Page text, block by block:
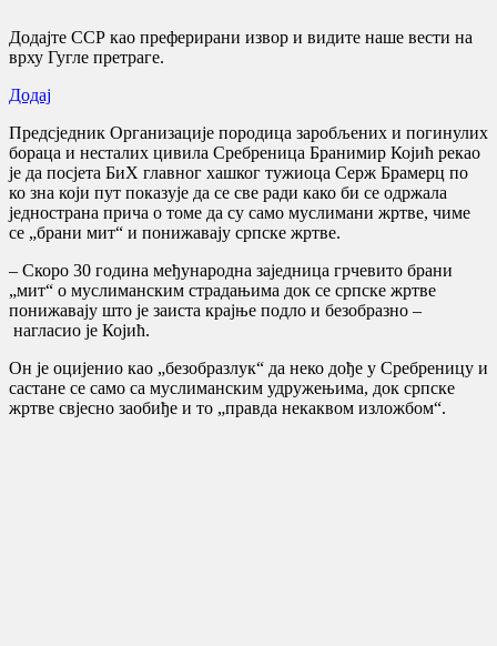
Додајте ССР као преферирани извор и видите наше вести на
врху Гугле претраге.
Додај
Предсједник Организације породица заробљених и погинулих
бораца и несталих цивила Сребреница Бранимир Којић рекао
је да посјета БиХ главног хашког тужиоца Серж Брамерц по
ко зна који пут показује да се све ради како би се одржала
једнострана прича о томе да су само муслимани жртве, чиме
се „брани мит“ и понижавају српске жртве.
– Скоро 30 година међународна заједница грчевито брани
„мит“ о муслиманским страдањима док се српске жртве
понижавају што је заиста крајње подло и безобразно –
нагласио је Којић.
Он је оцијенио као „безобразлук“ да неко дође у Сребреницу и
састане се само са муслиманским удружењима, док српске
жртве свјесно заобиђе и то „правда некаквом изложбом“.